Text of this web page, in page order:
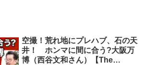
空撮！荒れ地にプレハブ、石の天
井！ ホンマに間に合う?大阪万
博（西谷文和さん）【The